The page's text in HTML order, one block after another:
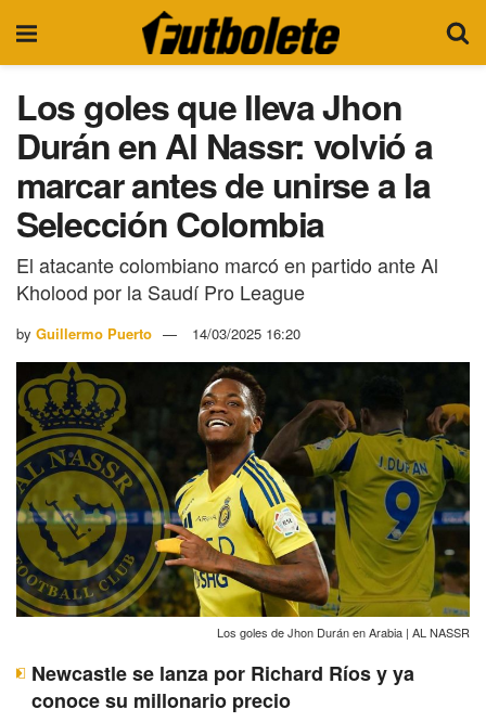
Los goles que lleva Jhon
Durán en Al Nassr: volvió a
marcar antes de unirse a la
Selección Colombia
El atacante colombiano marcó en partido ante Al
Kholood por la Saudí Pro League
by Guillermo Puerto 14/03/2025 16:20
Los goles de Jhon Durán en Arabia | AL NASSR
Newcastle se lanza por Richard Ríos y ya
conoce su millonario precio